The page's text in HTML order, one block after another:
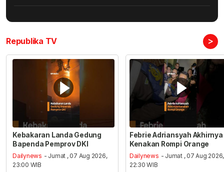
Republika TV >
Kebakaran Landa Gedung
Bapenda Pemprov DKI
Dailynews - Jumat , 07 Aug 2026,
23:00 WIB
Febrie Adriansyah Akhirnya
Kenakan Rompi Orange
Dailynews - Jumat , 07 Aug 2026,
22:30 WIB